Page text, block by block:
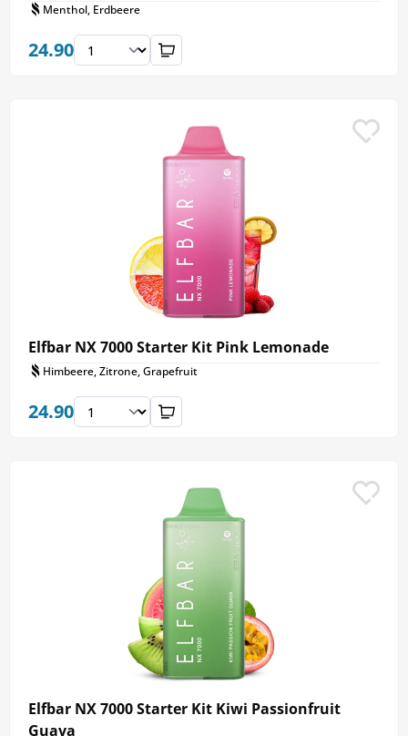
Menthol, Erdbeere
24.90
Elfbar NX 7000 Starter Kit Pink Lemonade
Himbeere, Zitrone, Grapefruit
24.90
Elfbar NX 7000 Starter Kit Kiwi Passionfruit
Guava